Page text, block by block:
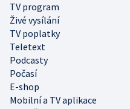
TV program
Živé vysílání
TV poplatky
Teletext
Podcasty
Počasí
E-shop
Mobilní a TV aplikace